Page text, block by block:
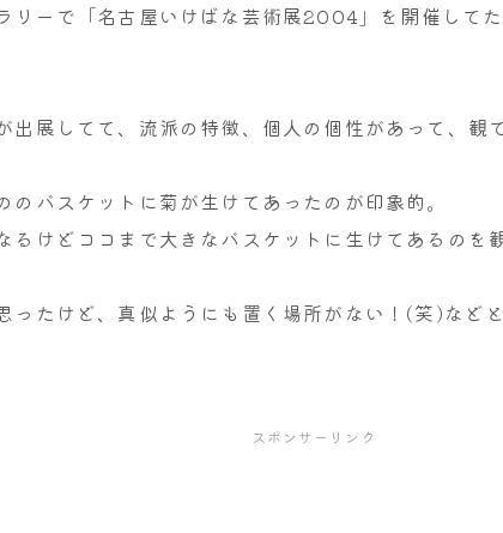
リーで「名古屋いけばな芸術展2004」を開催して
出展してて、流派の特徴、個人の個性があって、観
のバスケットに菊が生けてあったのが印象的。
るけどココまで大きなバスケットに生けてあるのを
ったけど、真似ようにも置く場所がない！(笑)など
スポンサーリンク